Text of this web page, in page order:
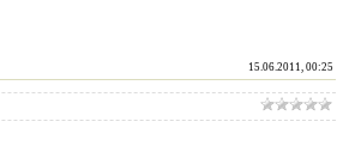
15.06.2011, 00:25